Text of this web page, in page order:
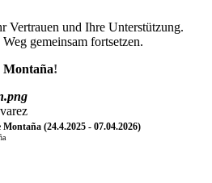
Vertrauen und Ihre Unterstützung.
gemeinsam fortsetzen.
Montaña!
(24.4.2025 - 07.04.2026)